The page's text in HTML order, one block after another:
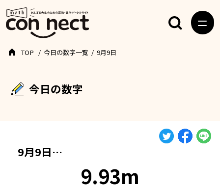
今日の数字
TOP 今日の数字一覧 9月9日
9月9日…
9.93m